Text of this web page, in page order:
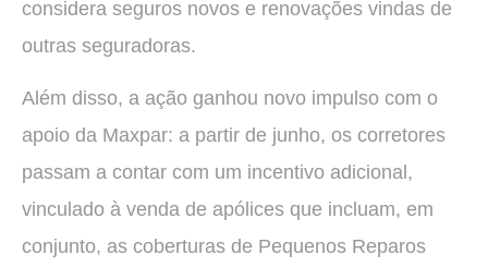
considera seguros novos e renovações vindas de
outras seguradoras.
Além disso, a ação ganhou novo impulso com o
apoio da Maxpar: a partir de junho, os corretores
passam a contar com um incentivo adicional,
vinculado à venda de apólices que incluam, em
conjunto, as coberturas de Pequenos Reparos